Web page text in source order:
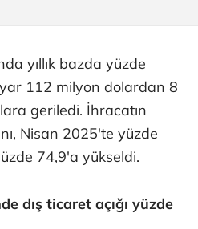
yıllık bazda yüzde
112 milyon dolardan 8
geriledi. İhracatın
Nisan 2025'te yüzde
74,9'a yükseldi.
dış ticaret açığı yüzde